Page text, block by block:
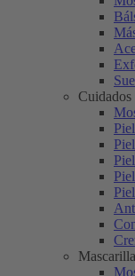
Cuidados